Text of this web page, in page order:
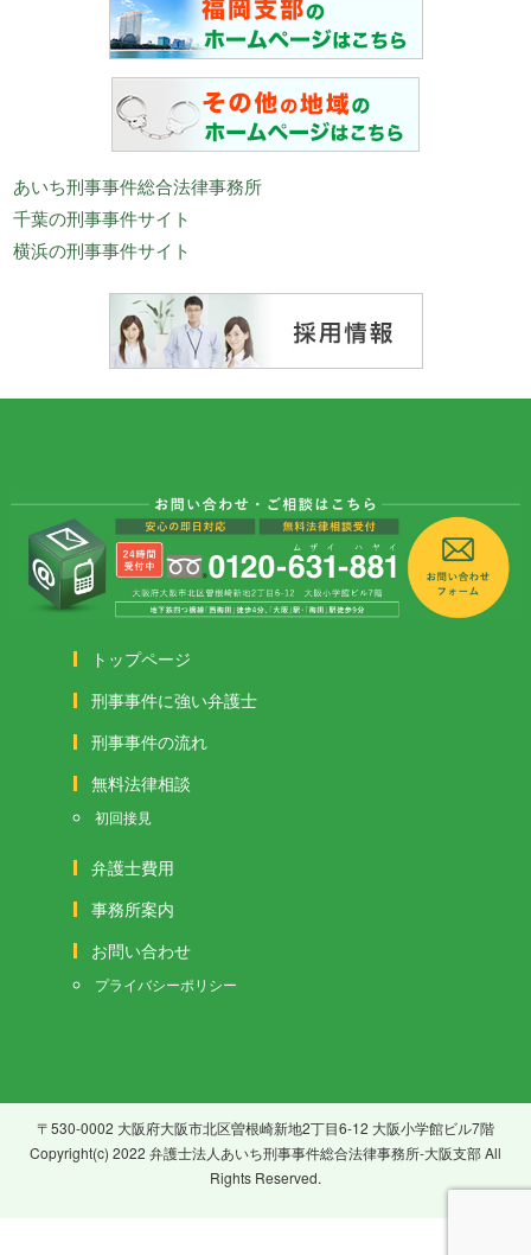
あいち刑事事件総合法律事務所
千葉の刑事事件サイト
横浜の刑事事件サイト
トップページ
刑事事件に強い弁護士
刑事事件の流れ
無料法律相談
初回接見
弁護士費用
事務所案内
お問い合わせ
プライバシーポリシー
〒530-0002 大阪府大阪市北区曽根崎新地2丁目6-12 大阪小学館ビル7階
Copyright(c) 2022 弁護士法人あいち刑事事件総合法律事務所-大阪支部 All
Rights Reserved.